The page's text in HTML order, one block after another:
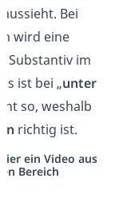
aussieht. Bei
wird eine
Substantiv im
ist bei „unter
so, weshalb
richtig ist.
ein Video aus
Bereich